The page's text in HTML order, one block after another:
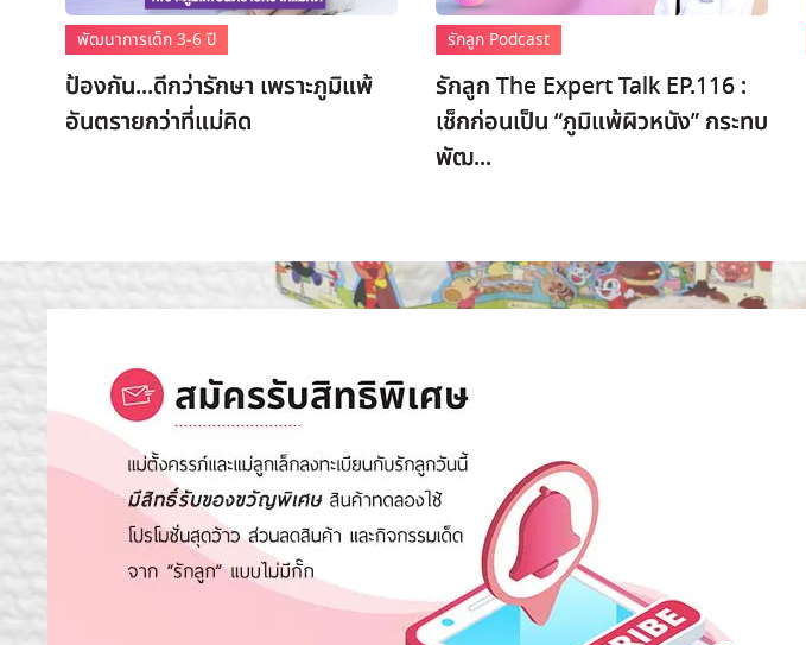
พัฒนาการเด็ก 3-6 ปี
ป้องกัน...ดีกว่ารักษา เพราะภูมิแพ้
อันตรายกว่าที่แม่คิด
รักลูก Podcast
รักลูก The Expert Talk EP.116 :
เช็กก่อนเป็น “ภูมิแพ้ผิวหนัง” กระทบ
พัฒ...